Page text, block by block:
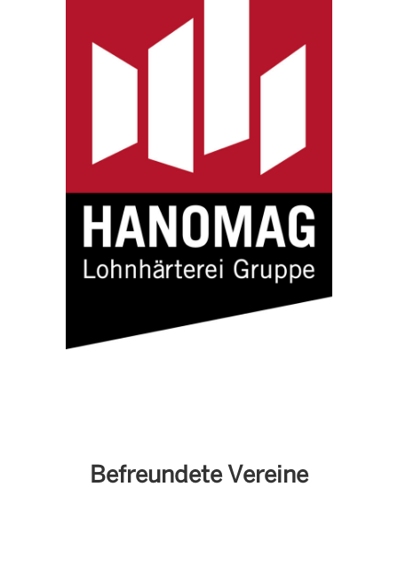
Befreundete Vereine